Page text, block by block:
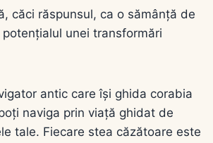
căci răspunsul, ca o sămânță de
unei transformări
antic care își ghida corabia
naviga prin viață ghidat de
tale. Fiecare stea căzătoare este